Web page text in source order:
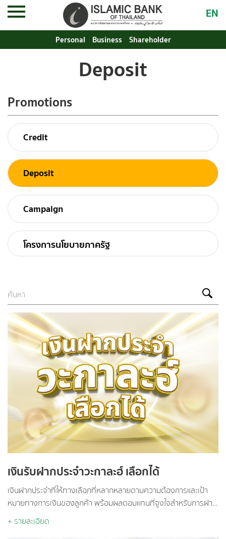
EN
Personal Business Shareholder
Deposit
Promotions
Credit
Deposit
Campaign
โครงการนโยบายภาครัฐ
เงินรับฝากประจำวะกาละฮ์ เลือกได้
เงินฝากประจำที่ให้ทางเลือกที่หลากหลายตามความต้องการและเป้า
หมายทางการเงินของลูกค้า พร้อมผลตอบแทนที่จูงใจสำหรับการฝาก
+ รายละเอียด